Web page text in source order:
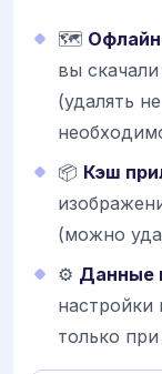
🗺️
вы
(удалять
📦 Кэш
(можно
⚙️ Данные
настройки
только